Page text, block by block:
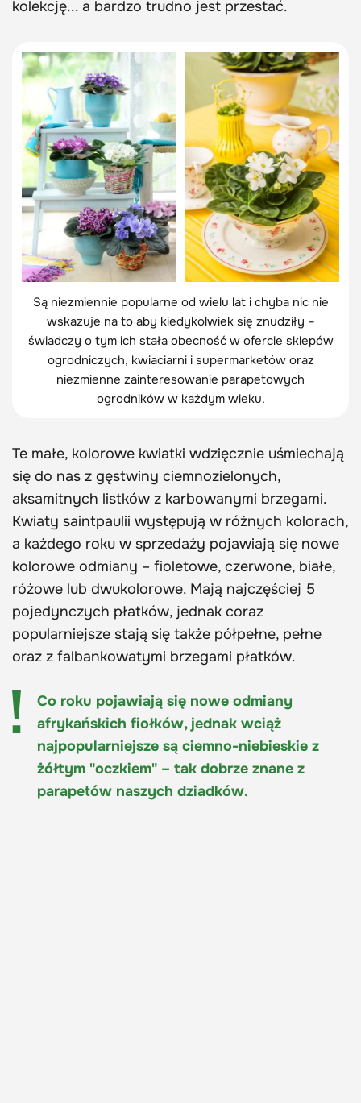
kolekcję... a bardzo trudno jest przestać.
Są niezmiennie popularne od wielu lat i chyba nic nie
wskazuje na to aby kiedykolwiek się znudziły –
świadczy o tym ich stała obecność w ofercie sklepów
ogrodniczych, kwiaciarni i supermarketów oraz
niezmienne zainteresowanie parapetowych
ogrodników w każdym wieku.
Te małe, kolorowe kwiatki wdzięcznie uśmiechają
się do nas z gęstwiny ciemnozielonych,
aksamitnych listków z karbowanymi brzegami.
Kwiaty saintpaulii występują w różnych kolorach,
a każdego roku w sprzedaży pojawiają się nowe
kolorowe odmiany – fioletowe, czerwone, białe,
różowe lub dwukolorowe. Mają najczęściej 5
pojedynczych płatków, jednak coraz
popularniejsze stają się także półpełne, pełne
oraz z falbankowatymi brzegami płatków.
Co roku pojawiają się nowe odmiany
afrykańskich fiołków, jednak wciąż
najpopularniejsze są ciemno-niebieskie z
żółtym "oczkiem" – tak dobrze znane z
parapetów naszych dziadków.